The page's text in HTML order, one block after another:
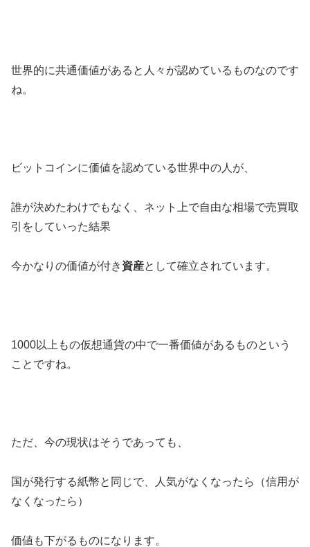
世界的に共通価値があると人々が認めているものなのです
ね。
ビットコインに価値を認めている世界中の人が、
誰が決めたわけでもなく、ネット上で自由な相場で売買取
引をしていった結果
今かなりの価値が付き 資産として確立されています。
1000以上もの仮想通貨の中で一番価値があるものという
ことですね。
ただ、今の現状はそうであっても、
国が発行する紙幣と同じで、人気がなくなったら（信用が
なくなったら）
価値も下がるものになります。